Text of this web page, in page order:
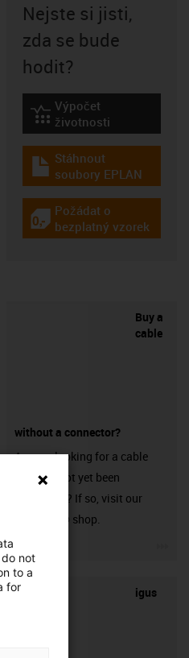
Nejste si jisti,
zda se bude
hodit?
igus-icon-lebensdauerrechner
Výpočet
životnosti
igus-icon-download-plan
Stáhnout
soubory EPLAN
igus-icon-gratismuster
Požádat o
bezplatný vzorek
Buy a
cable
without a connector?
Are you looking for a cable
that has not yet been
harnessed? If so, visit our
chainflex® shop.
igus
not
to a
for